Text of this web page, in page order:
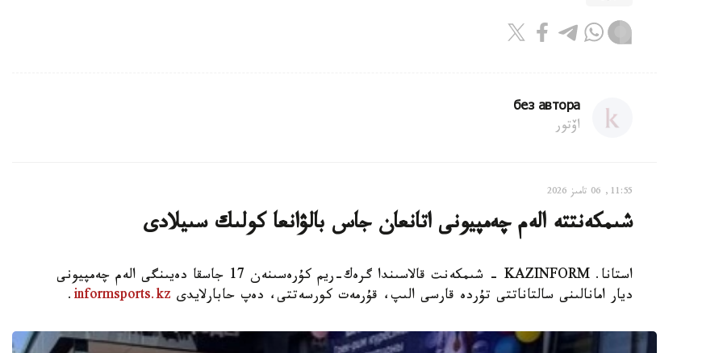
без автора
اۆتور
11:55, 06 تامىز 2026
شىمكەنتتە الەم چەمپيونى اتانعان جاس بالۋانعا كولىك سىيلادى
استانا. KAZINFORM - شىمكەنت قالاسىندا گرەك-ريم كۇرەسىنەن 17 جاسقا دەيىنگى الەم چەمپيونى
ديار امانالىنى سالتاناتتى تۇردە قارسى الىپ، قۇرمەت كورسەتتى، دەپ حابارلايدى informsports.kz
.